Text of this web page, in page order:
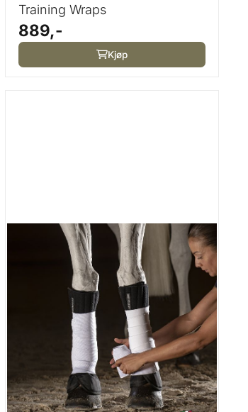
Training Wraps
889,-
Kjøp